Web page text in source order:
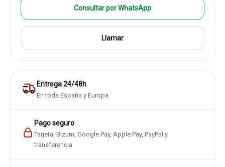
Consultar por WhatsApp
Llamar
Entrega 24/48h
En toda España y Europa
Pago seguro
Tarjeta, Bizum, Google Pay, Apple Pay, PayPal y
transferencia